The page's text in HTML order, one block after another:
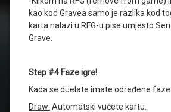
kao kod Gravea samo je razlika kod
karta nalazi u RFG-u pise umjesto
Grave.
Step #4 Faze igre!
Kada se duelate imate određene
Draw: Automatski vučete kartu.